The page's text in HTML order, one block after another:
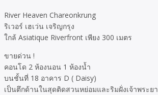
River Heaven Chareonkrung
ริเวอร์ เฮเว่น เจริญกรุง
ใกล้ Asiatique Riverfront เพียง 300 เมตร
ขายด่วน !
คอนโด 2 ห้องนอน 1 ห้องน้ำ
บนชั้นที่ 18 อาคาร D ( Daisy)
เป็นตึกด้านในสุดติดสวนหย่อมและริมฝั่งเจ้าพระยา